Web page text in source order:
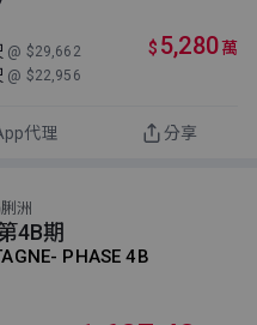
@ $29,662
@ $22,956
$ 5,280萬
代理 分享
洲
4B期
PHASE 4B